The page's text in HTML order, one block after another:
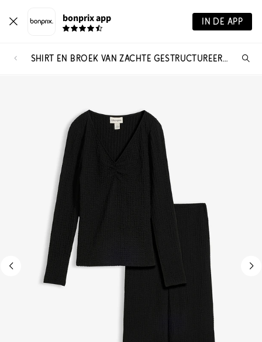
bonprix app IN DE APP
SHIRT EN BROEK VAN ZACHTE GESTRUCTUREERDE CRÊPE (2-DLG. SET)